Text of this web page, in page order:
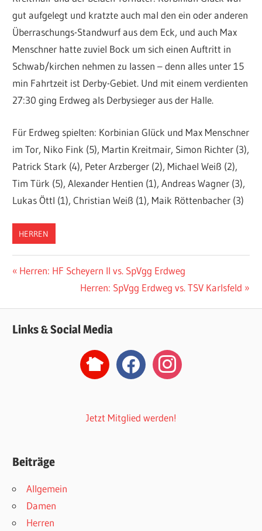
gut aufgelegt und kratzte auch mal den ein oder anderen
Überraschungs-Standwurf aus dem Eck, und auch Max
Menschner hatte zuviel Bock um sich einen Auftritt in
Schwab/kirchen nehmen zu lassen – denn alles unter 15
min Fahrtzeit ist Derby-Gebiet. Und mit einem verdienten
27:30 ging Erdweg als Derbysieger aus der Halle.
Für Erdweg spielten: Korbinian Glück und Max Menschner
im Tor, Niko Fink (5), Martin Kreitmair, Simon Richter (3),
Patrick Stark (4), Peter Arzberger (2), Michael Weiß (2),
Tim Türk (5), Alexander Hentien (1), Andreas Wagner (3),
Lukas Öttl (1), Christian Weiß (1), Maik Röttenbacher (3)
HERREN
Beitragsnavigation
Vorheriger
Herren: HF Scheyern II vs. SpVgg Erdweg
Nächster
Herren: SpVgg Erdweg vs. TSV Karlsfeld
Links & Social Media
nextdoor2facebookinstagram
Jetzt Mitglied werden!
Beiträge
Allgemein
Damen
Herren